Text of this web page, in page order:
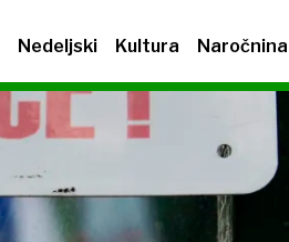
Nedeljski Kultura Naročnina